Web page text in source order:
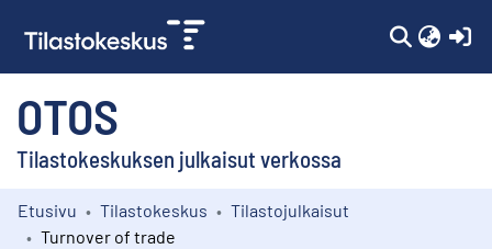
OTOS
Tilastokeskuksen julkaisut verkossa
Kokoelmat
Etusivu Tilastokeskus
Tilastojulkaisut
Turnover of trade